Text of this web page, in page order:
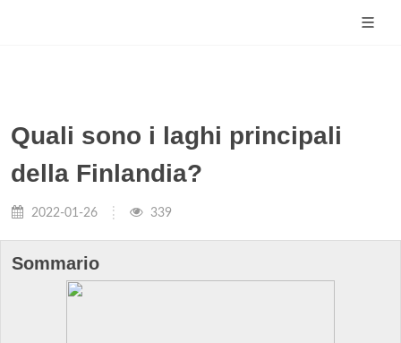
Quali sono i laghi principali
della Finlandia?
2022-01-26 339
Sommario